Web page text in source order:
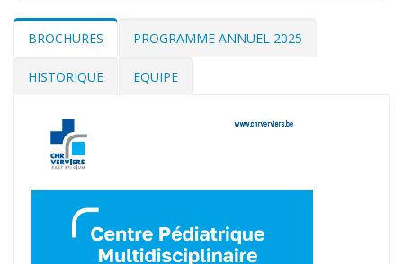
BROCHURES PROGRAMME ANNUEL 2025
HISTORIQUE EQUIPE